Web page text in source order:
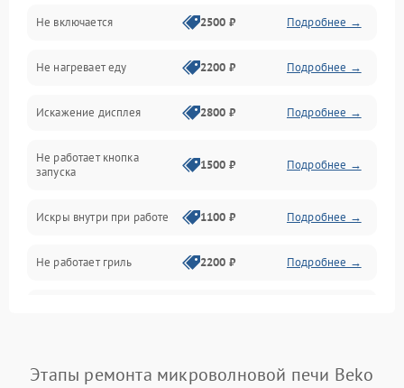
Механика и внутренние элементы
Механические повреждения
Питание и запуск
Нагрев и приготовление
Программное обеспечение
Не включается 2500 ₽ Подробнее →
Не нагревает еду 2200 ₽ Подробнее →
Искажение дисплея 2800 ₽ Подробнее →
Не работает кнопка
запуска
1500 ₽ Подробнее →
Искры внутри при работе 1100 ₽ Подробнее →
Не работает гриль 2200 ₽ Подробнее →
Появление запаха гари Подробнее →
Этапы ремонта микроволновой печи Beko